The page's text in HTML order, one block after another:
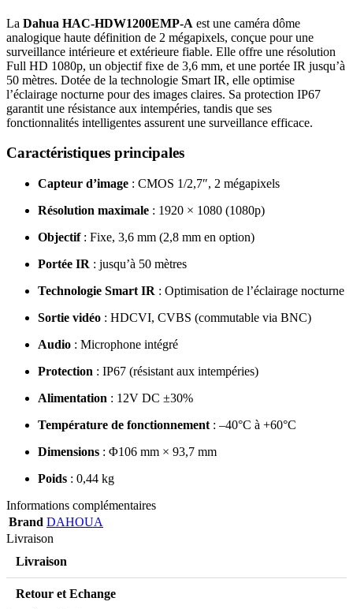
La Dahua HAC-HDW1200EMP-A est une caméra dôme
analogique haute définition de 2 mégapixels, conçue pour une
surveillance intérieure et extérieure fiable. Elle offre une résolution
Full HD 1080p, un objectif fixe de 3,6 mm, et une portée IR jusqu’à
50 mètres. Dotée de la technologie Smart IR, elle optimise
l’éclairage nocturne pour des images claires. Sa protection IP67
garantit une résistance aux intempéries, tandis que ses
fonctionnalités intelligentes assurent une surveillance efficace.
Caractéristiques principales
Capteur d’image : CMOS 1/2,7″, 2 mégapixels
Résolution maximale : 1920 × 1080 (1080p)
Objectif: Fixe, 3,6 mm (2,8 mm en option)
Portée IR : jusqu’à 50 mètres
Technologie Smart IR : Optimisation de l’éclairage nocturne
Sortie vidéo : HDCVI, CVBS (commutable via BNC)
Audio : Microphone intégré
Protection : IP67 (résistant aux intempéries)
Alimentation : 12V DC ±30%
Température de fonctionnement : –40°C à +60°C
Dimensions : Φ106 mm × 93,7 mm
Poids : 0,44 kg
Informations complémentaires
Brand DAHOUA
Livraison
Livraison
Retour et Echange